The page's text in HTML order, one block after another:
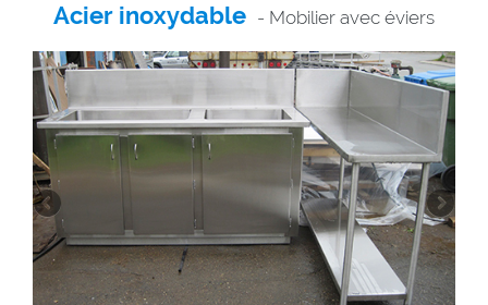
Acier inoxydable - Mobilier avec éviers